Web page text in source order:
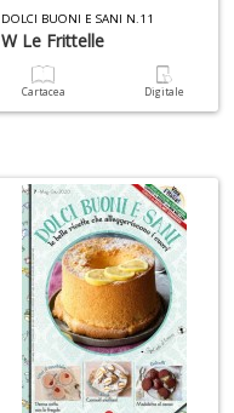
DOLCI BUONI E SANI N.11
W Le Frittelle
Cartacea Digitale